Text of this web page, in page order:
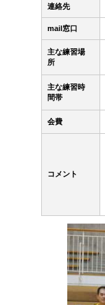
連絡先
mail窓口
主な練習場
所
主な練習時
間帯
会費
コメント